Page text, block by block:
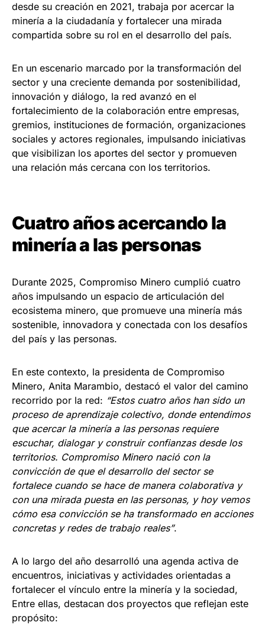
desde su creación en 2021, trabaja por acercar la
minería a la ciudadanía y fortalecer una mirada
compartida sobre su rol en el desarrollo del país.
En un escenario marcado por la transformación del
sector y una creciente demanda por sostenibilidad,
innovación y diálogo, la red avanzó en el
fortalecimiento de la colaboración entre empresas,
gremios, instituciones de formación, organizaciones
sociales y actores regionales, impulsando iniciativas
que visibilizan los aportes del sector y promueven
una relación más cercana con los territorios.
Cuatro años acercando la
minería a las personas
Durante 2025, Compromiso Minero cumplió cuatro
años impulsando un espacio de articulación del
ecosistema minero, que promueve una minería más
sostenible, innovadora y conectada con los desafíos
del país y las personas.
En este contexto, la presidenta de Compromiso
Minero, Anita Marambio, destacó el valor del camino
recorrido por la red: “Estos cuatro años han sido un
proceso de aprendizaje colectivo, donde entendimos
que acercar la minería a las personas requiere
escuchar, dialogar y construir confianzas desde los
territorios. Compromiso Minero nació con la
convicción de que el desarrollo del sector se
fortalece cuando se hace de manera colaborativa y
con una mirada puesta en las personas, y hoy vemos
cómo esa convicción se ha transformado en acciones
concretas y redes de trabajo reales”.
A lo largo del año desarrolló una agenda activa de
encuentros, iniciativas y actividades orientadas a
fortalecer el vínculo entre la minería y la sociedad,
Entre ellas, destacan dos proyectos que reflejan este
propósito: